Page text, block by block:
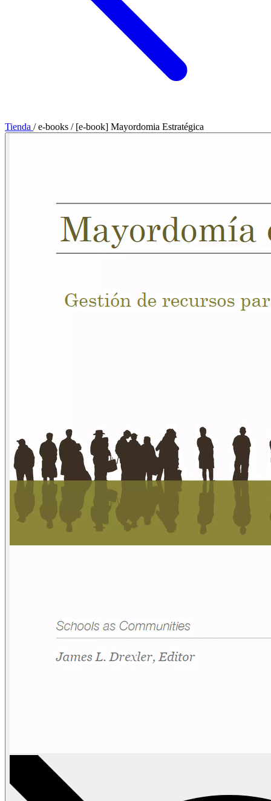
Tienda / e-books / [e-book] Mayordomia Estratégica